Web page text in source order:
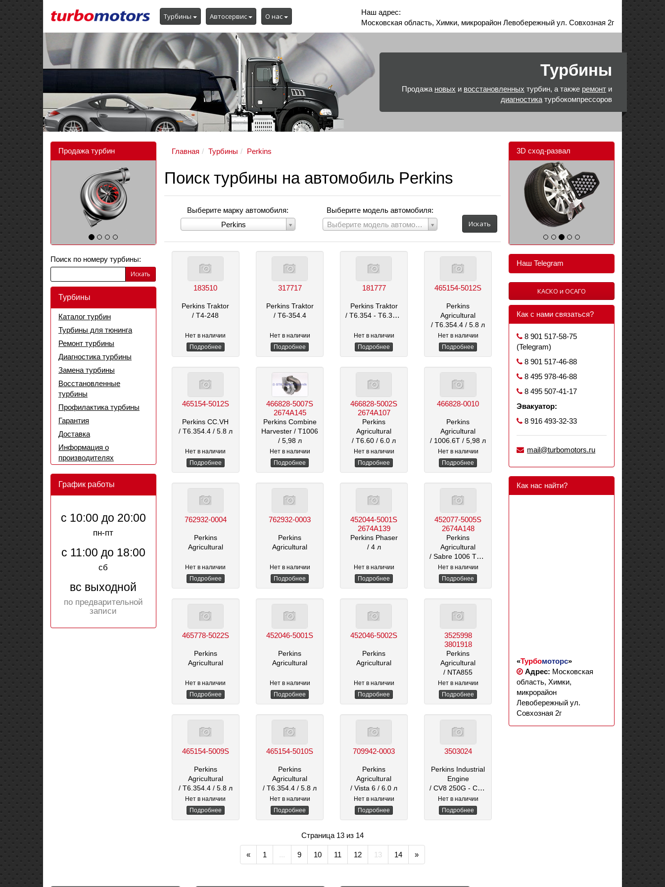
Турбины Автосервис О нас
Наш адрес:
Московская область, Химки, микрорайон Левобережный ул. Совхозная 2г
Турбины
Продажа новых и восстановленных турбин, а также ремонт и
диагностика турбокомпрессоров
Продажа турбин
Поиск по номеру турбины:
Искать
Турбины
Каталог турбин
Турбины для тюнинга
Ремонт турбины
Диагностика турбины
Замена турбины
Восстановленные
турбины
Профилактика турбины
Гарантия
Доставка
Информация о
производителях
График работы
с 10:00 до 20:00
пн-пт
с 11:00 до 18:00
сб
вс выходной
по предварительной
записи
Главная Турбины Perkins
Поиск турбины на автомобиль Perkins
Выберите марку автомобиля:
Perkins
марку
автомобиля:
Выберите модель автомобиля:
Выберите модель автомобиля
Выберите
модель
автомобиля:
Искать
183510
Perkins Traktor
/ T4-248
Нет в наличии
Подробнее
317717
Perkins Traktor
/ T6-354.4
Нет в наличии
Подробнее
181777
Perkins Traktor
/ T6.354 - T6.354.1
Нет в наличии
Подробнее
465154-5012S
Perkins
Agricultural
/ T6.354.4 / 5.8 л
Нет в наличии
Подробнее
465154-5012S
Perkins CC.VH
/ T6.354.4 / 5.8 л
Нет в наличии
Подробнее
466828-5007S
2674A145
Perkins Combine
Harvester/ T1006
/ 5,98 л
Нет в наличии
Подробнее
466828-5002S
2674A107
Perkins
Agricultural
/ T6.60 / 6.0 л
Нет в наличии
Подробнее
466828-0010
Perkins
Agricultural
/ 1006.6T / 5,98 л
Нет в наличии
Подробнее
762932-0004
Perkins
Agricultural
Нет в наличии
Подробнее
762932-0003
Perkins
Agricultural
Нет в наличии
Подробнее
452044-5001S
2674A139
Perkins Phaser
/ 4 л
Нет в наличии
Подробнее
452077-5005S
2674A148
Perkins
Agricultural
/ Sabre 1006 TG2A
/ 6,0 л
Нет в наличии
Подробнее
465778-5022S
Perkins
Agricultural
Нет в наличии
Подробнее
452046-5001S
Perkins
Agricultural
Нет в наличии
Подробнее
452046-5002S
Perkins
Agricultural
Нет в наличии
Подробнее
3525998
3801918
Perkins
Agricultural
/ NTA855
Нет в наличии
Подробнее
465154-5009S
Perkins
Agricultural
/ T6.354.4 / 5.8 л
Нет в наличии
Подробнее
465154-5010S
Perkins
Agricultural
/ T6.354.4 / 5.8 л
Нет в наличии
Подробнее
709942-0003
Perkins
Agricultural
/ Vista 6 / 6.0 л
Нет в наличии
Подробнее
3503024
Perkins Industrial
Engine
/ CV8 250G - CV8 300 - CV8 TCA
Нет в наличии
Подробнее
Страница 13 из 14
« 1 ... 9 10 11 12 13 14 »
3D сход-развал
Наш Telegram
КАСКО и ОСАГО
Как с нами связаться?
8 901 517-58-75
(Telegram)
8 901 517-46-88
8 495 978-46-88
8 495 507-41-17
Эвакуатор:
8 916 493-32-33
mail@turbomotors.ru
Как нас найти?
«Турбомоторс»
Адрес: Московская
область, Химки,
микрорайон
Левобережный ул.
Совхозная 2г